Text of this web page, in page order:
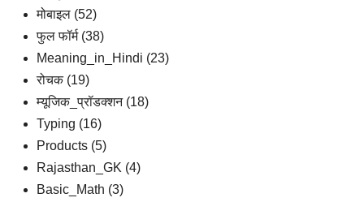
मोबाइल (52)
फुल फॉर्म (38)
Meaning_in_Hindi (23)
रोचक (19)
म्यूजिक_प्रॉडक्शन (18)
Typing (16)
Products (5)
Rajasthan_GK (4)
Basic_Math (3)